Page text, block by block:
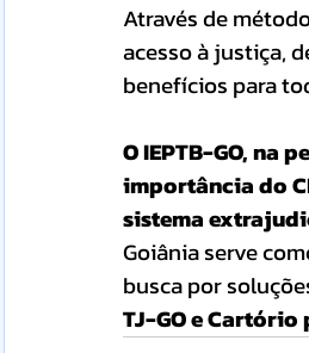
Através de
acesso à justiça,
benefícios para
O IEPTB-GO, na
importância do
sistema
Goiânia serve
busca por
TJ-GO e